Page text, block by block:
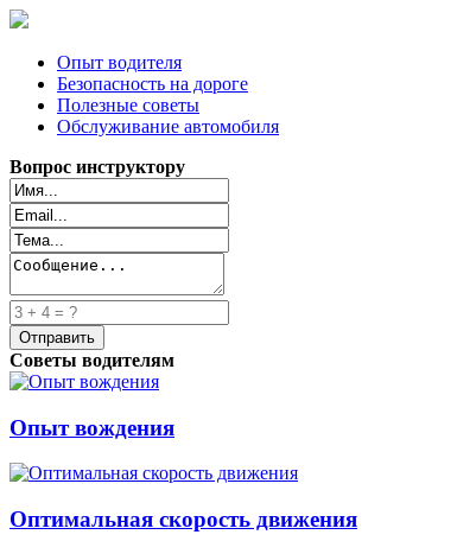
Опыт водителя
Безопасность на дороге
Полезные советы
Обслуживание автомобиля
Вопрос инструктору
Советы водителям
Опыт вождения
Оптимальная скорость движения